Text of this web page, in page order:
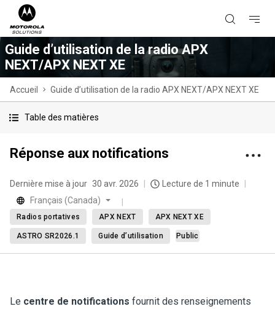
Guide d’utilisation de la radio APX
NEXT/APX NEXT XE
Accueil Guide d’utilisation de la radio APX NEXT/APX NEXT XE
Table des matières
Réponse aux notifications
Dernière mise à jour 30 avr. 2026
Lecture de 1 minute
Français (Canada)
Radios portatives APX NEXT APX NEXT XE
ASTRO SR2026.1 Guide d’utilisation Public
Le centre de notifications fournit des renseignements